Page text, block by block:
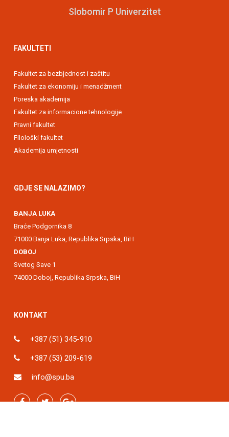
Slobomir P Univerzitet
FAKULTETI
Fakultet za bezbjednost i zaštitu
Fakultet za ekonomiju i menadžment
Poreska akademija
Fakultet za informacione tehnologije
Pravni fakultet
Filološki fakultet
Akademija umjetnosti
GDJE SE NALAZIMO?
BANJA LUKA
Braće Podgornika 8
71000 Banja Luka, Republika Srpska, BiH
DOBOJ
Svetog Save 1
74000 Doboj, Republika Srpska, BiH
KONTAKT
+387 (51) 345-910
+387 (53) 209-619
info@spu.ba